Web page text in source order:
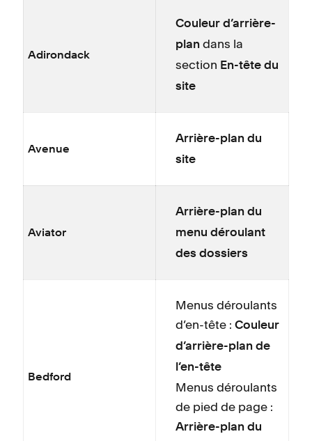
Adirondack
Couleur d’arrière-
plan dans la
section En-tête du
site
Avenue
Arrière-plan du
site
Aviator
Arrière-plan du
menu déroulant
des dossiers
Bedford
Menus déroulants
d’en-tête : Couleur
d’arrière-plan de
l’en-tête
Menus déroulants
de pied de page :
Arrière-plan du